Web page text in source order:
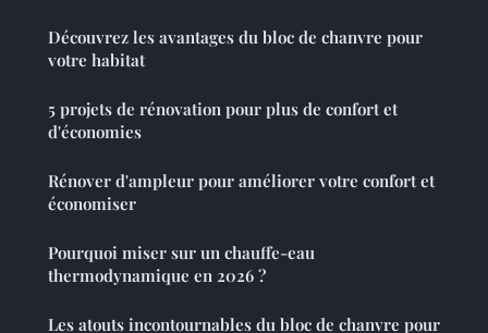
Découvrez les avantages du bloc de chanvre pour
votre habitat
5 projets de rénovation pour plus de confort et
d'économies
Rénover d'ampleur pour améliorer votre confort et
économiser
Pourquoi miser sur un chauffe-eau
thermodynamique en 2026 ?
Les atouts incontournables du bloc de chanvre pour